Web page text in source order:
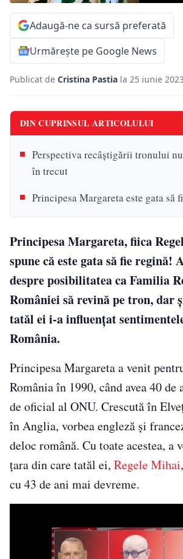
Adaugă-ne ca sursă preferată
Urmărește pe Google News
Publicat de Cristina Pastia la 25 iunie
DIN CUPRINSUL ARTICOLULUI
Perspectiva recâștigării tronului
în trecut
Principesa Margareta este gata să
Principesa Margareta, fiica
spune că este gata să fie regină!
despre posibilitatea ca Familia
României să revină pe tron, dar
tatăl ei i-a influențat
România.
Principesa Margareta a venit
România în 1990, când avea 40
de oficial al ONU. Crescută în
în Anglia, vorbea engleză și
deloc română. Cu toate acestea, a
țara din care tatăl ei, Regele Mihai
cu 43 de ani mai devreme.